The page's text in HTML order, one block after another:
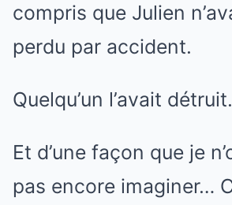
compris que Julien
perdu par accident.
Quelqu’un l’avait détruit.
Et d’une façon que je
pas encore imaginer…